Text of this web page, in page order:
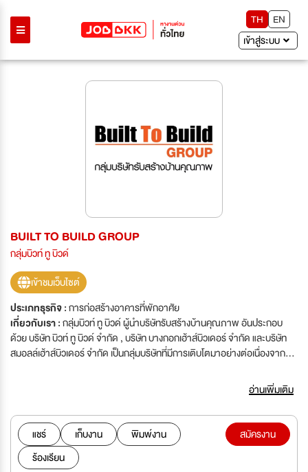
TH
EN
เข้าสู่ระบบ
BUILT TO BUILD GROUP
กลุ่มบิวท์ ทู บิวด์
เข้าชมเว็บไซต์
ประเภทธุรกิจ :การก่อสร้างอาคารที่พักอาศัย
เกี่ยวกับเรา :กลุ่มบิวท์ ทู บิวด์ ผู้นำบริษัทรับสร้างบ้านคุณภาพ อันประกอบ
ด้วย บริษัท บิวท์ ทู บิวด์ จำกัด , บริษัท บางกอกเฮ้าส์บิวเดอร์ จำกัด และบริษัท
สมอลล์เฮ้าส์บิวเดอร์ จำกัด เป็นกลุ่มบริษัทที่มีการเติบโตมาอย่างต่อเนื่องจาก
เป็นการรองรับการเติบโตและขยายตัวของธุรกิจ บริษัทฯ มีความยินดีและพร้อมที่
จะเปิดโอกาสให้บุคลากรที่มีความรู้ ความสามารถ มีความคิดริเริ่มสร้างสรรค์ ได้
ร่วมปลูกสร้างความสำเร็จในการสร้างบ้านที่มีคุณภาพไปพร้อมกับเรา
อ่านเพิ่มเติม
แชร์ เก็บงาน
พิมพ์งาน
ร้องเรียน
สมัครงาน